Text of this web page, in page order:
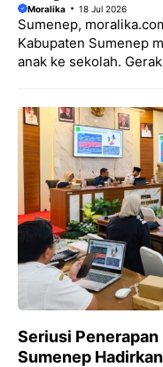
Moralika 18 Jul 2026
Sumenep,
Kabupaten Sumenep
anak ke sekolah.
Seriusi Penerapan
Sumenep